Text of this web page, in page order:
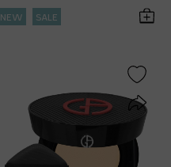
NEW SALE